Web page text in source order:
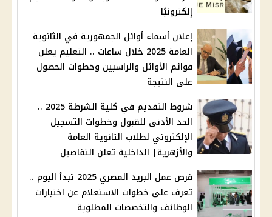
إلكترونيًا
إعلان أسماء أوائل الجمهورية في الثانوية
العامة 2025 خلال ساعات .. التعليم يعلن
قوائم الأوائل والراسبين وخطوات الحصول
على النتيجة
شروط التقديم في كلية الشرطة 2025 ..
الحد الأدنى للقبول وخطوات التسجيل
الإلكتروني لطلاب الثانوية العامة
والأزهرية| الداخلية تعلن التفاصيل
فرص عمل البريد المصري 2025 تبدأ اليوم ..
تعرف على خطوات الاستعلام عن اختبارات
الوظائف والتخصصات المطلوبة